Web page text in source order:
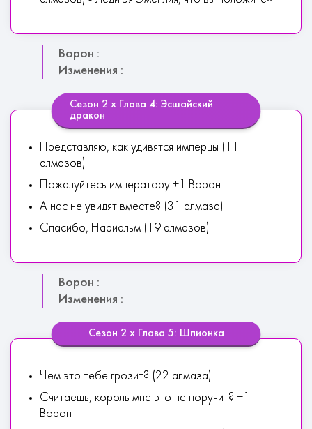
Ворон :
Изменения :
Сезон 2 х Глава 4: Эсшайский
дракон
Представляю, как удивятся имперцы (11
алмазов)
Пожалуйтесь императору +1 Ворон
А нас не увидят вместе? (31 алмаза)
Спасибо, Нариальм (19 алмазов)
Ворон :
Изменения :
Сезон 2 х Глава 5: Шпионка
Чем это тебе грозит? (22 алмаза)
Считаешь, король мне это не поручит? +1
Ворон